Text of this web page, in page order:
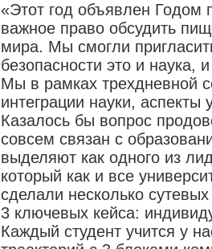
«Этот год объявлен Годом
важное право обсудить
мира. Мы смогли
безопасности это и наука,
Мы в рамках трехдневной
интеграции науки, аспекты
Казалось бы вопрос
совсем связан с
выделяют как одного из
который как и все
сделали несколько
3 ключевых кейса:
Каждый студент учится у